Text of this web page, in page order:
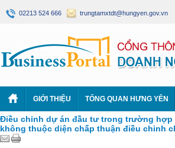
02213 524 666 trungtamxtdt@hungyen.gov.vn
GIỚI THIỆU TỔNG QUAN HƯNG YÊN
Điều chỉnh dự án đầu tư trong trường
không thuộc diện chấp thuận điều chỉnh